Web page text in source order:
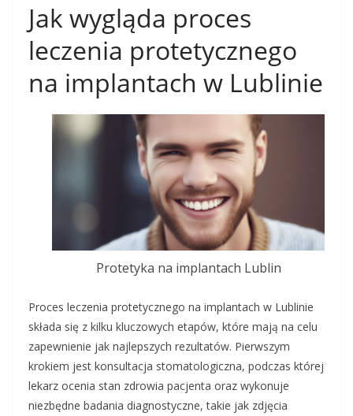
Jak wygląda proces
leczenia protetycznego
na implantach w Lublinie
Protetyka na implantach Lublin
Proces leczenia protetycznego na implantach w Lublinie
składa się z kilku kluczowych etapów, które mają na celu
zapewnienie jak najlepszych rezultatów. Pierwszym
krokiem jest konsultacja stomatologiczna, podczas której
lekarz ocenia stan zdrowia pacjenta oraz wykonuje
niezbędne badania diagnostyczne, takie jak zdjęcia